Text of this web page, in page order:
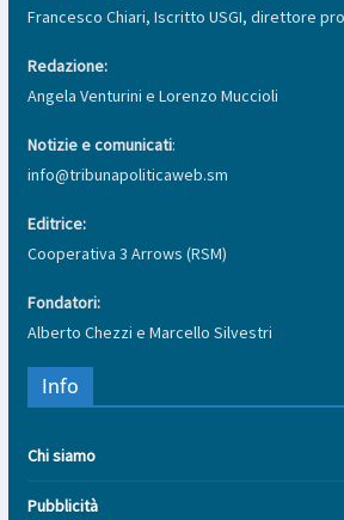
Francesco Chiari, Iscritto USGI, direttore
Redazione:
Angela Venturini e Lorenzo Muccioli
Notizie e comunicati:
info@tribunapoliticaweb.sm
Editrice:
Cooperativa 3 Arrows (RSM)
Fondatori:
Alberto Chezzi e Marcello Silvestri
Info
Chi siamo
Pubblicità